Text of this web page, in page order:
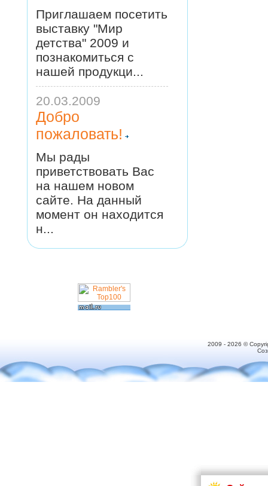
Приглашаем посетить
выставку "Мир
детства" 2009 и
познакомиться с
нашей продукци...
20.03.2009
Добро
пожаловать!
Мы рады
приветствовать Вас
на нашем новом
сайте. На данный
момент он находится
н...
2009 - 2026 ©